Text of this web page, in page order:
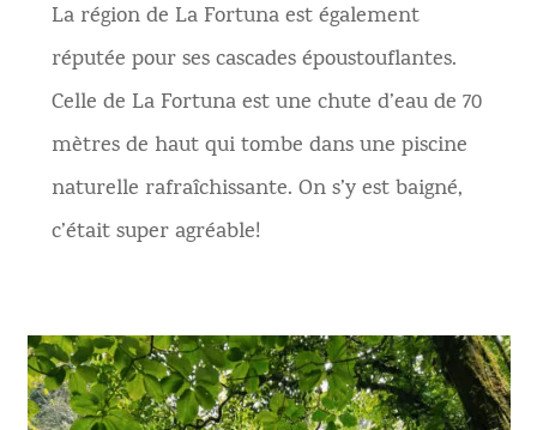
La région de La Fortuna est également
réputée pour ses cascades époustouflantes.
Celle de La Fortuna est une chute d’eau de 70
mètres de haut qui tombe dans une piscine
naturelle rafraîchissante. On s’y est baigné,
c’était super agréable!